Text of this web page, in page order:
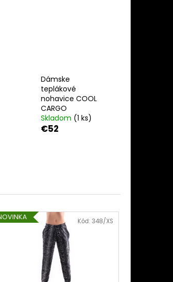
Dámske
teplákové
nohavice COOL
CARGO
Skladom (1 ks)
€52
Kód: 348/XS